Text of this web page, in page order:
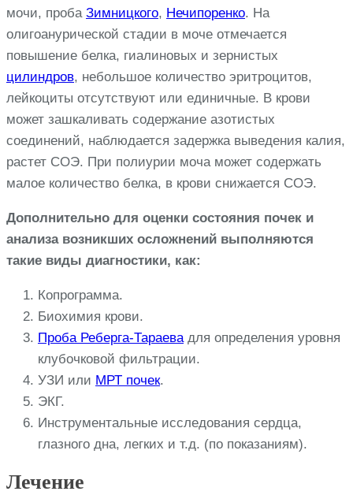
мочи, проба Зимницкого, Нечипоренко. На
олигоанурической стадии в моче отмечается
повышение белка, гиалиновых и зернистых
цилиндров, небольшое количество эритроцитов,
лейкоциты отсутствуют или единичные. В крови
может зашкаливать содержание азотистых
соединений, наблюдается задержка выведения калия,
растет СОЭ. При полиурии моча может содержать
малое количество белка, в крови снижается СОЭ.
Дополнительно для оценки состояния почек и
анализа возникших осложнений выполняются
такие виды диагностики, как:
Копрограмма.
Биохимия крови.
Проба Реберга-Тараевадля определения уровня
клубочковой фильтрации.
УЗИ или МРТ почек.
ЭКГ.
Инструментальные исследования сердца,
глазного дна, легких и т.д. (по показаниям).
Лечение